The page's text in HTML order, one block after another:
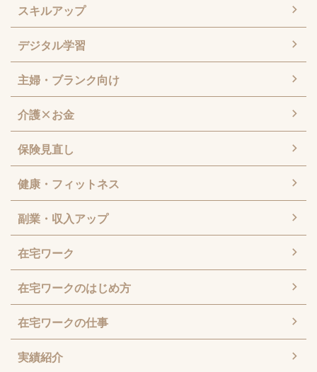
スキルアップ
デジタル学習
主婦・ブランク向け
介護×お金
保険見直し
健康・フィットネス
副業・収入アップ
在宅ワーク
在宅ワークのはじめ方
在宅ワークの仕事
実績紹介